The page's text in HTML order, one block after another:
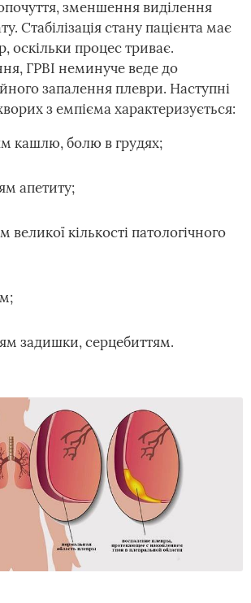
зменшення виділення
Стабілізація стану пацієнта має
оскільки процес триває.
ГРВІ неминуче веде до
запалення плеври. Наступні
з емпієма характеризується:
кашлю, болю в грудях;
апетиту;
великої кількості патологічного
задишки, серцебиттям.